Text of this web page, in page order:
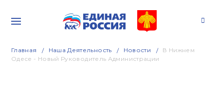
Главная Наша Деятельность Новости
В Нижнем
Одесе - Новый Руководитель Администрации